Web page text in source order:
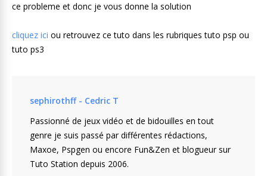
ce probleme et donc je vous donne la solution
cliquez ici ou retrouvez ce tuto dans les rubriques tuto psp ou
tuto ps3
sephirothff - Cedric T
Passionné de jeux vidéo et de bidouilles en tout
genre je suis passé par différentes rédactions,
Maxoe, Pspgen ou encore Fun&Zen et blogueur sur
Tuto Station depuis 2006.